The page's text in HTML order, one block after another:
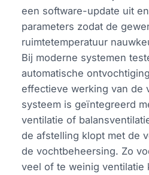
een software-update uit
parameters zodat de
ruimtetemperatuur
Bij moderne systemen
automatische
effectieve werking van de
systeem is geïntegreerd
ventilatie of
de afstelling klopt met de
de vochtbeheersing. Zo
veel of te weinig ventilatie